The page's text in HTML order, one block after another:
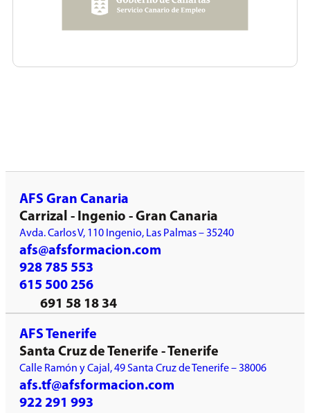
AFS Gran Canaria
Carrizal - Ingenio - Gran Canaria
Avda. Carlos V, 110 Ingenio, Las Palmas – 35240
afs@afsformacion.com
928 785 553
615 500 256
691 58 18 34
AFS Tenerife
Santa Cruz de Tenerife - Tenerife
Calle Ramón y Cajal, 49 Santa Cruz de Tenerife – 38006
afs.tf@afsformacion.com
922 291 993